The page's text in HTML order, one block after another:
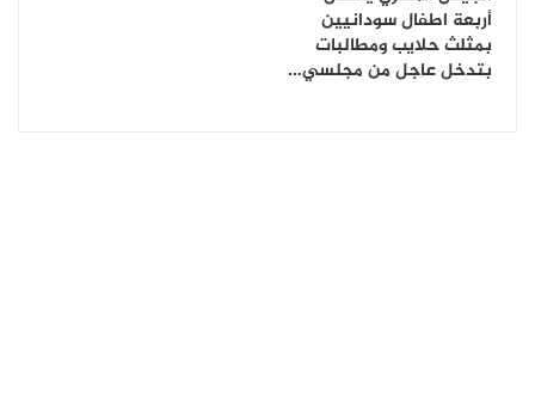
أربعة اطفال سودانيين
بمثلث حلايب ومطالبات
بتدخل عاجل من مجلسي…